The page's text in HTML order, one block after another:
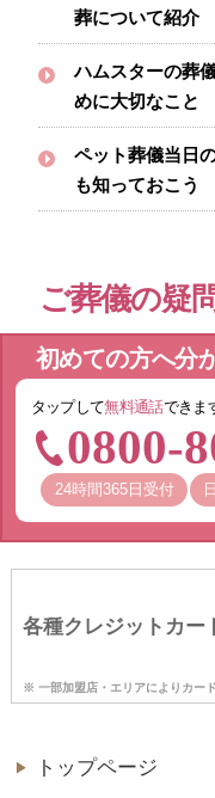
葬について紹介
ハムスターの葬
めに大切なこと
ペット葬儀当日
も知っておこう
ご葬儀の疑
初めての方へ分
タップして無料通話できま
0800-
24時間365日受付
各種クレジットカー
※ 一部加盟店・エリアによりカー
トップページ